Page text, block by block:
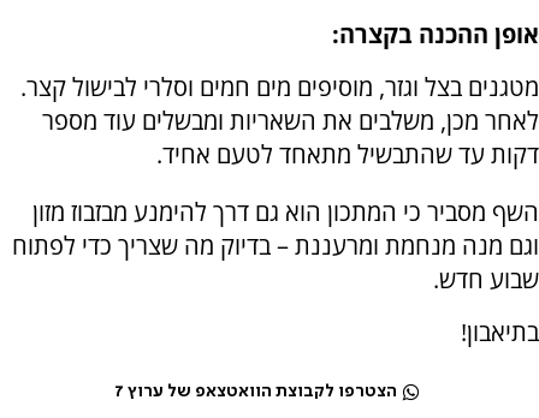
אופן ההכנה בקצרה:
מטגנים בצל וגזר, מוסיפים מים חמים וסלרי לבישול קצר.
לאחר מכן, משלבים את השאריות ומבשלים עוד מספר
דקות עד שהתבשיל מתאחד לטעם אחיד.
השף מסביר כי המתכון הוא גם דרך להימנע מבזבוז מזון
וגם מנה מנחמת ומרעננת – בדיוק מה שצריך כדי לפתוח
שבוע חדש.
בתיאבון!
הצטרפו לקבוצת הוואטצאפ של ערוץ 7